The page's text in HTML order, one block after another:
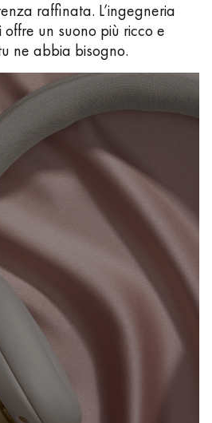
raffinata. L’ingegneria
un suono più ricco e
ne abbia bisogno.